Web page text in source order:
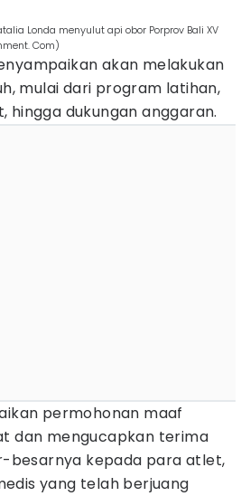
Londa menyulut api obor Porprov Bali XV
Com)
akan melakukan
mulai dari program latihan,
hingga dukungan anggaran.
permohonan maaf
dan mengucapkan terima
besarnya kepada para atlet,
yang telah berjuang